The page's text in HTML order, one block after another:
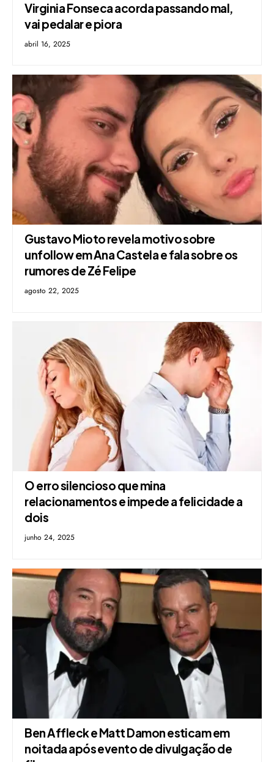
Virginia Fonseca acorda passando mal,
vai pedalar e piora
abril 16, 2025
Gustavo Mioto revela motivo sobre
unfollow em Ana Castela e fala sobre os
rumores de Zé Felipe
agosto 22, 2025
O erro silencioso que mina
relacionamentos e impede a felicidade a
dois
junho 24, 2025
Ben Affleck e Matt Damon esticam em
noitada após evento de divulgação de